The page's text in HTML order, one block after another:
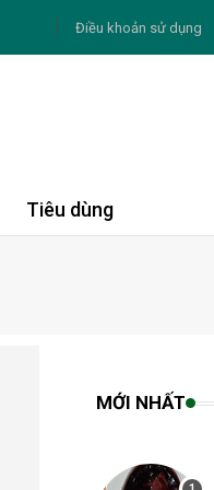
Điều khoản sử dụng
Tiêu dùng
MỚI NHẤT